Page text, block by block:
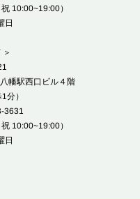
10:00~19:00）
日
幡駅西口ビル４階
分）
3631
10:00~19:00）
日